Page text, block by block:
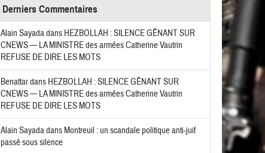
Derniers Commentaires
Alain Sayadadans HEZBOLLAH : SILENCE GÊNANT SUR
CNEWS — LA MINISTRE des armées Catherine Vautrin
REFUSE DE DIRE LES MOTS
Benattardans HEZBOLLAH : SILENCE GÊNANT SUR
CNEWS — LA MINISTRE des armées Catherine Vautrin
REFUSE DE DIRE LES MOTS
Alain Sayadadans Montreuil : un scandale politique anti-juif
passé sous silence